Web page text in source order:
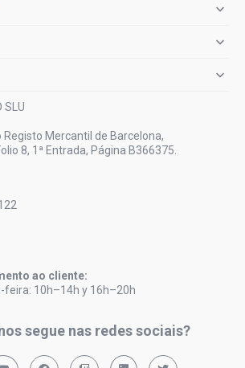



SLU
Mercantil de Barcelona,
8, 1ª Entrada, Página B366375.
ao cliente:
feira: 10h–14h y 16h–20h
segue nas redes sociais?